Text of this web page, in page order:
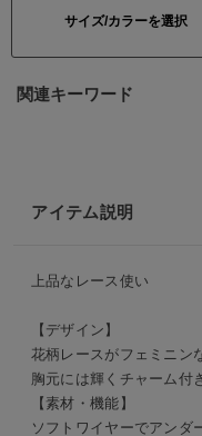
サイズ/カラーを選択
関連キーワード
アイテム説明
上品なレース使い
【デザイン】
花柄レースがフェミニン
胸元には輝くチャーム付
【素材・機能】
ソフトワイヤーでアン